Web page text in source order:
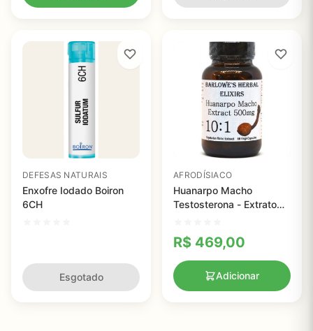
DEFESAS NATURAIS
Enxofre Iodado Boiron
6CH
Esgotado
AFRODÍSIACO
Huanarpo Macho
Testosterona - Extrato
R$ 469,00
Adicionar